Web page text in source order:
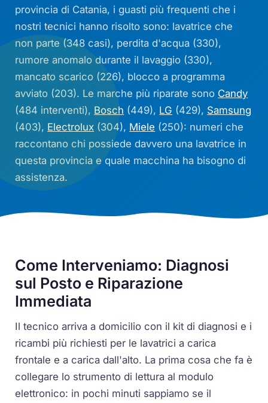
provincia di Catania, i guasti più frequenti che i
nostri tecnici hanno risolto sono: lavatrice che
non parte (348 casi), perdita d'acqua (330),
rumore anomalo durante il lavaggio (330),
mancato scarico (226), blocco a programma
avviato (203). Le marche più riparate sono Candy
(484 interventi), Bosch (449), LG (429), Samsung
(403), Electrolux (304), Miele (250): numeri che
raccontano chi possiede davvero una lavatrice in
questa provincia e quale macchina ha bisogno di
assistenza.
Come Interveniamo: Diagnosi
sul Posto e Riparazione
Immediata
Il tecnico arriva a domicilio con il kit di diagnosi e i
ricambi più richiesti per le lavatrici a carica
frontale e a carica dall'alto. La prima cosa che fa è
collegare lo strumento di lettura al modulo
elettronico: in pochi minuti sappiamo se il